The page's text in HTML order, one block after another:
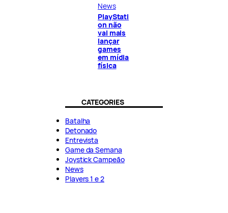
News
PlayStati
on não
vai mais
lançar
games
em mídia
física
CATEGORIES
Batalha
Detonado
Entrevista
Game da Semana
Joystick Campeão
News
Players 1 e 2